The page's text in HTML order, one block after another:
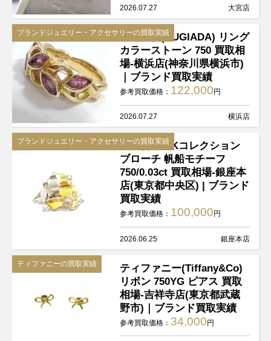
2026.07.27 大宮店
ブランドジュエリー・アクセサリーの買取実績ルジアダ(RUGIADA) リング
カラーストーン 750 買取相
場-横浜店(神奈川県横浜市)
｜ブランド買取実績
参考買取価格： 122,000 円
2026.07.27 横浜店
ブランドジュエリー・アクセサリーの買取実績池田啓子 AKコレクション
ブローチ 帆船モチーフ
750/0.03ct 買取相場-銀座本
店(東京都中央区) | ブランド
買取実績
参考買取価格： 100,000 円
2026.06.25 銀座本店
ティファニーの買取実績
ティファニー(Tiffany&Co)
リボン 750YG ピアス 買取
相場-吉祥寺店(東京都武蔵
野市)｜ブランド買取実績
参考買取価格： 34,000円